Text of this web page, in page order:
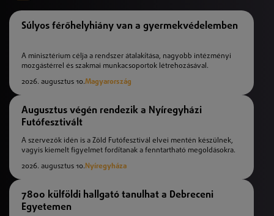
Súlyos férőhelyhiány van a gyermekvédelemben
A minisztérium célja a rendszer átalakítása, nagyobb intézményi
mozgástérrel és szakmai munkacsoportok létrehozásával.
2026. augusztus 10.Magyarország
Augusztus végén rendezik a Nyíregyházi
Futófesztivált
A szervezők idén is a Zöld Futófesztivál elvei mentén készülnek,
vagyis kiemelt figyelmet fordítanak a fenntartható megoldásokra.
2026. augusztus 10. Nyíregyháza
7800 külföldi hallgató tanulhat a Debreceni
Egyetemen